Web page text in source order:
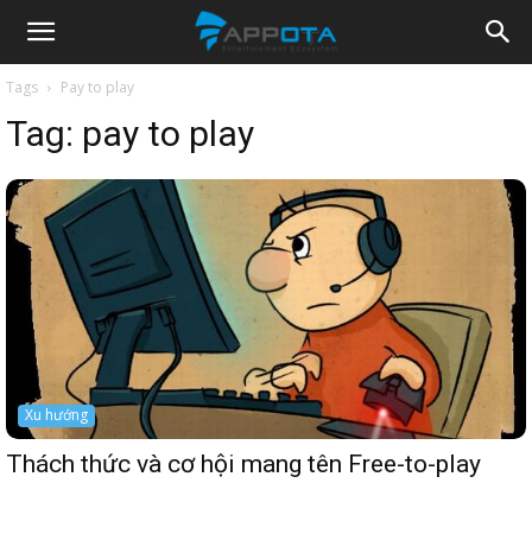
Appota
News
Tags Pay to play
Tag: pay to play
Xu hướng
Thách thức và cơ hội mang tên Free-to-play